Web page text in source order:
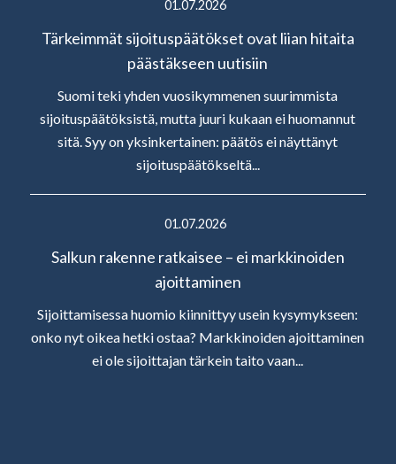
01.07.2026
Tärkeimmät sijoituspäätökset ovat liian hitaita
päästäkseen uutisiin
Suomi teki yhden vuosikymmenen suurimmista
sijoituspäätöksistä, mutta juuri kukaan ei huomannut
sitä. Syy on yksinkertainen: päätös ei näyttänyt
sijoituspäätökseltä...
01.07.2026
Salkun rakenne ratkaisee – ei markkinoiden
ajoittaminen
Sijoittamisessa huomio kiinnittyy usein kysymykseen:
onko nyt oikea hetki ostaa? Markkinoiden ajoittaminen
ei ole sijoittajan tärkein taito vaan...